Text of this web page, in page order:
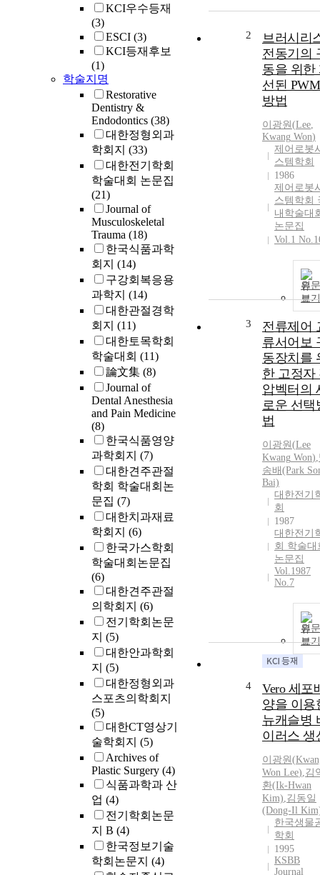
KCI우수등재
(3)
ESCI (3)
KCI등재후보
(1)
학술지명
Restorative
Dentistry &
Endodontics (38)
대한정형외과
학회지 (33)
대한전기학회
학술대회 논문집
(21)
Journal of
Musculoskeletal
Trauma (18)
한국식품과학
회지 (14)
구강회복응용
과학지 (14)
대한관절경학
회지 (11)
대한토목학회
학술대회 (11)
論文集 (8)
Journal of
Dental Anesthesia
and Pain Medicine
(8)
한국식품영양
과학회지 (7)
대한견주관절
학회 학술대회논
문집 (7)
대한치과재료
학회지 (6)
한국가스학회
학술대회논문집
(6)
대한견주관절
의학회지 (6)
전기학회논문
지 (5)
대한안과학회
지 (5)
대한정형외과
스포츠의학회지
(5)
대한CT영상기
술학회지 (5)
Archives of
Plastic Surgery (4)
식품과학과 산
업 (4)
전기학회논문
지 B (4)
한국정보기술
학회논문지 (4)
2
브러시리
전동기의
동을 위한
선된 PWM
방법
이광원(Lee,
Kwang Won)
제어로봇
스템학회
1986
제어로봇
스템학회
내학술대
논문집
Vol.1
원문
보기
3
전류제어
류서어보
동장치를
한 고정자
압벡터의
로운 선택
법
이광원(Lee
Kwang Won),
송배(Park
Bai)
대한전기
회
1987
대한전기
회 학술대
논문집
Vol.1987
No.7
원문
보기
4
Vero 세포
양을 이용
뉴캐슬병
이러스 생
이광원(
Won Lee),김
환(Ik-Hwan
Kim),김동일
(Dong-Il
한국생물
학회
1995
KSBB
Journal